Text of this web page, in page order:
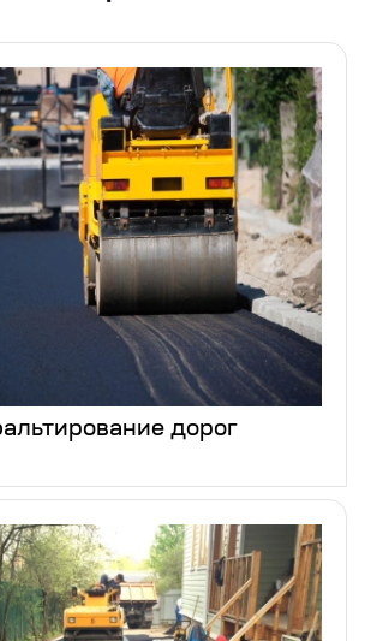
дорог